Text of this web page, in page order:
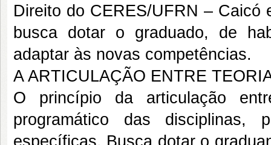
Direito do CERES/UFRN – Caicó
busca dotar o graduado, de
adaptar às novas competências.
A ARTICULAÇÃO ENTRE
O princípio da articulação
programático das disciplinas,
específicas. Busca dotar o